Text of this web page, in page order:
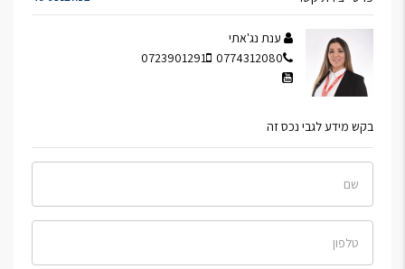
ענת נג'אתי
0774312080
0723901291
בקש מידע לגבי נכס זה